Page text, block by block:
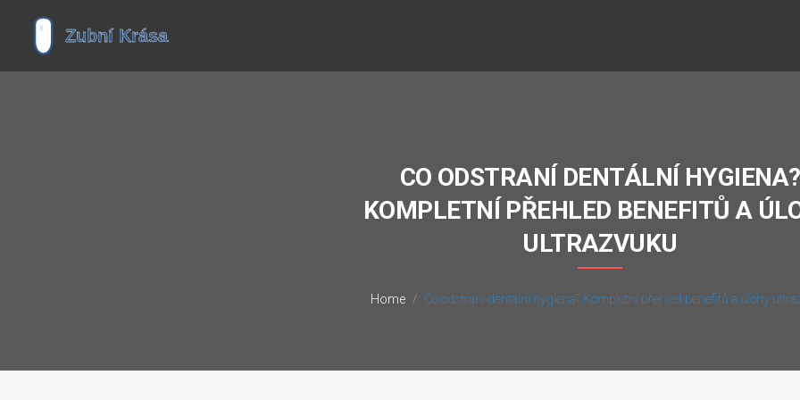
CO ODSTRANÍ DENTÁLNÍ HYGIENA?
KOMPLETNÍ PŘEHLED BENEFITŮ A
ULTRAZVUKU
Home Co odstraní dentální hygiena? Kompletní přehled benefitů a úlohy